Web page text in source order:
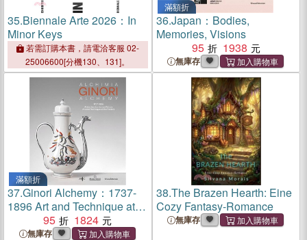
35.Biennale Arte 2026：In
Minor Keys
若需訂購本書，請電洽客服 02-
25006600[分機130、131]。
滿額折
36.Japan：Bodies,
Memories, Visions
95
1938
無庫存
滿額折
37.Ginori Alchemy：1737-
1896 Art and Technique at
the Factory
95 1824
無庫存
38.The Brazen Hearth: Eine
Cozy Fantasy-Romance
無庫存